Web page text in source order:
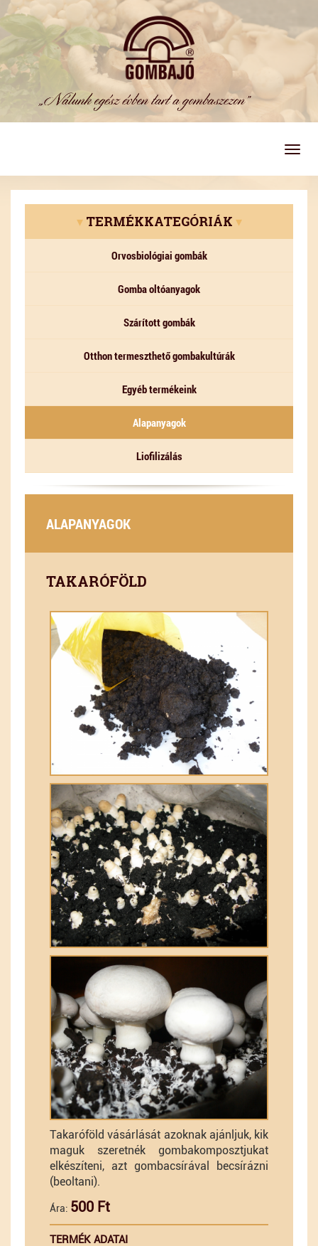
▾TERMÉKKATEGÓRIÁK ▾
Orvosbiológiai gombák
Gomba oltóanyagok
Szárított gombák
Otthon termeszthető gombakultúrák
Egyéb termékeink
Alapanyagok
Liofilizálás
ALAPANYAGOK
TAKARÓFÖLD
Takaróföld vásárlását azoknak ajánljuk, kik
maguk szeretnék gombakomposztjukat
elkészíteni, azt gombacsírával becsírázni
(beoltani).
Ára: 500 Ft
TERMÉK ADATAI